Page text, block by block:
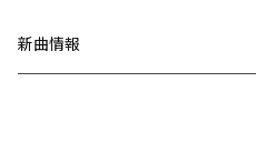
新曲情報